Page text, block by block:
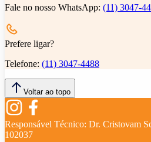
Fale no nosso WhatsApp: (11) 3047-
Prefere ligar?
Telefone: (11) 3047-4488
Voltar ao topo
Responsável Técnico: Dr. Cristovam
102037